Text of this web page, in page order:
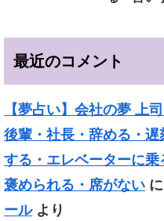
最近のコメント
【夢占い】会社の夢 上
後輩・社長・辞める・遅
する・エレベーターに乗
褒められる・席がない に
ールより